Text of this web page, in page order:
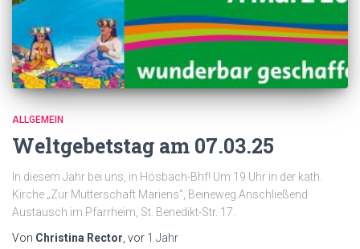
ALLGEMEIN
Weltgebetstag am 07.03.25
In diesem Jahr bei uns, in Hösbach-Bhf! Um 19 Uhr in der kath.
Kirche „Zur Mutterschaft Mariens“, Beineweg.Anschließend
Austausch im Pfarrheim, St. Benedikt-Str. 17.
Von Christina Rector , vor 1 Jahr